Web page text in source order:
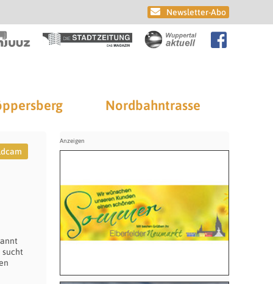
Newsletter-Abo
Nordbahntrasse
sucht